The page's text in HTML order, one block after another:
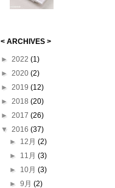
< ARCHIVES >
► 2022 (1)
► 2020 (2)
► 2019 (12)
► 2018 (20)
► 2017 (26)
▼ 2016 (37)
► 12月(2)
► 11月(3)
► 10月(3)
►9月(2)